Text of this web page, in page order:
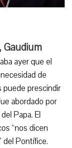
, Gaudium
ayer que el
de
puede prescindir
abordado por
Papa. El
“nos dicen
del Pontífice.